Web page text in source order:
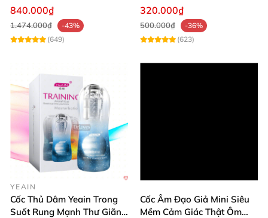
Thật Kích Thích
840.000₫
1.474.000₫
-43%
(649)
thích cực đỉnh
320.000₫
500.000₫
-36%
(623)
YEAIN
Cốc Thủ Dâm Yeain Trong
Suốt Rung Mạnh Thư Giãn
Cốc Âm Đạo Giả Mini Siêu
Mềm Cảm Giác Thật Ôm